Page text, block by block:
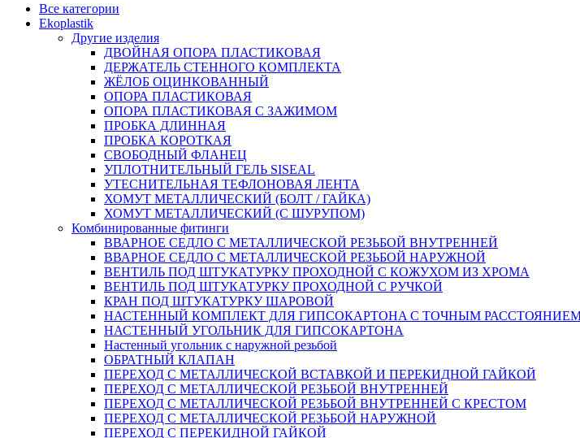
Все категории
Ekoplastik
Другие изделия
ДВОЙНАЯ ОПОРА ПЛАСТИКОВАЯ
ДЕРЖАТЕЛЬ СТЕННОГО КОМПЛЕКТА
ЖЁЛОБ ОЦИНКОВАННЫЙ
ОПОРА ПЛАСТИКОВАЯ
ОПОРА ПЛАСТИКОВАЯ С ЗАЖИМОМ
ПРОБКА ДЛИННАЯ
ПРОБКА КОРОТКАЯ
СВОБОДНЫЙ ФЛАНЕЦ
УПЛОТНИТЕЛЬНЫЙ ГЕЛЬ SISEAL
УТЕСНИТЕЛЬНАЯ ТЕФЛОНОВАЯ ЛЕНТА
ХОМУТ МЕТАЛЛИЧЕСКИЙ (БОЛТ / ГАЙКА)
ХОМУТ МЕТАЛЛИЧЕСКИЙ (С ШУРУПОМ)
Комбинированные фитинги
ВВАРНОЕ СЕДЛО С МЕТАЛЛИЧЕСКОЙ РЕЗЬБОЙ ВНУТРЕННЕЙ
ВВАРНОЕ СЕДЛО С МЕТАЛЛИЧЕСКОЙ РЕЗЬБОЙ НАРУЖНОЙ
ВЕНТИЛЬ ПОД ШТУКАТУРКУ ПРОХОДНОЙ С КОЖУХОМ ИЗ ХРОМА
ВЕНТИЛЬ ПОД ШТУКАТУРКУ ПРОХОДНОЙ С РУЧКОЙ
КРАН ПОД ШТУКАТУРКУ ШАРОВОЙ
НАСТЕННЫЙ КОМПЛЕКТ ДЛЯ ГИПСОКАРТОНA С ТОЧНЫМ
НАСТЕННЫЙ УГОЛЬНИК ДЛЯ ГИПСОКАРТОНА
Настенный угольник с наружной резьбой
ОБРАТНЫЙ КЛАПАН
ПЕРЕХОД С МЕТАЛЛИЧЕСКОЙ ВСТАВКОЙ И ПЕРЕКИДНОЙ ГАЙКОЙ
ПЕРЕХОД С МЕТАЛЛИЧЕСКОЙ РЕЗЬБОЙ ВНУТРЕННЕЙ
ПЕРЕХОД С МЕТАЛЛИЧЕСКОЙ РЕЗЬБОЙ ВНУТРЕННЕЙ С КРЕСТОМ
ПЕРЕХОД С МЕТАЛЛИЧЕСКОЙ РЕЗЬБОЙ НАРУЖНОЙ
ПЕРЕХОД С ПЕРЕКИДНОЙ ГАЙКОЙ